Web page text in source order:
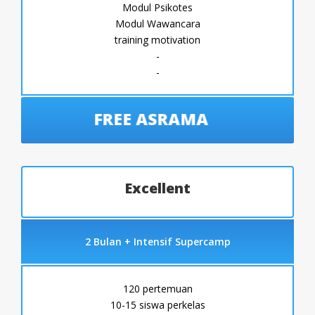
Modul Psikotes
Modul Wawancara
training motivation
-
-
FREE ASRAMA
Excellent
2 Bulan + Intensif Supercamp
120 pertemuan
10-15 siswa perkelas